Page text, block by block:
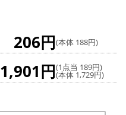
206円(本体 188円)
1,901円(1点当 189円)
(本体 1,729円)